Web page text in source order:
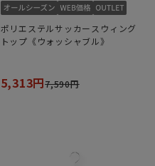
ポリエステルサッカースウィング
トップ《ウォッシャブル》
5,313円7,590円